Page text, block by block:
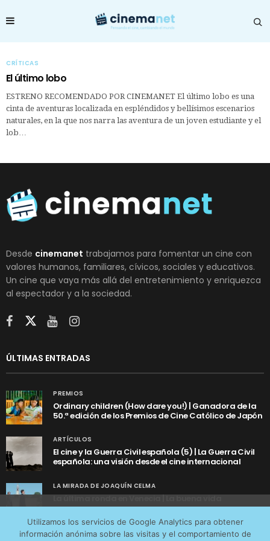
CRÍTICAS
El último lobo
ESTRENO RECOMENDADO POR CINEMANET El último lobo es una
cinta de aventuras localizada en espléndidos y bellísimos escenarios
naturales, en la que nos narra las aventura de un joven estudiante y el
lob…
Desde cinemanet trabajamos para fomentar un cine con
valores humanos, familiares, cívicos, sociales y educativos.
Un cine que vaya más allá del entretenimiento y enriquezca
al espectador y a la sociedad.
ÚLTIMAS ENTRADAS
PREMIOS
Ordinary children (How dare you!) | Ganadora de la
50.ª edición de los Premios de Cine Católico de Japón
ARTÍCULOS
El cine y la Guerra Civil española (5) | La Guerra Civil
española: una visión desde el cine internacional
LA MIRADA DE JOAQUÍN CELMA
La última ronda en Venecia | La buena vida
Utilizamos los servicios de Google Analytics para obtener
información anónima sobre las visitas y el comportamiento de
tráfico web que recibimos y conocer los servicios que